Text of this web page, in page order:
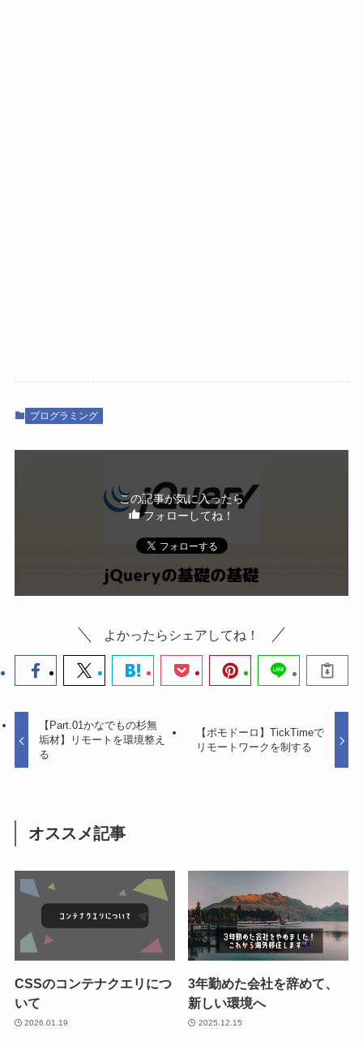
プログラミング
この記事が気に入ったら
フォローしてね！
よかったらシェアしてね！
【Part.01かなでもの杉無
垢材】リモートを環境整え
る
【ポモドーロ】TickTimeで
リモートワークを制する
オススメ記事
CSSのコンテナクエリにつ
いて
2026.01.19
3年勤めた会社を辞めて、
新しい環境へ
2025.12.15